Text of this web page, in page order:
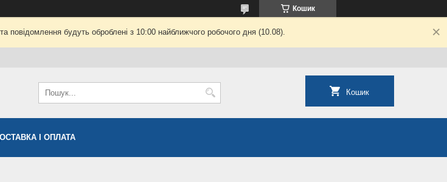
Кошик
повідомлення будуть оброблені з 10:00 найближчого робочого дня (10.08).
Кошик
І ОПЛАТА